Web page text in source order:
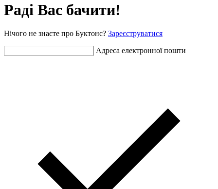
Раді Вас бачити!
Нічого не знаєте про Буктонс? Зареєструватися
Адреса електронної пошти